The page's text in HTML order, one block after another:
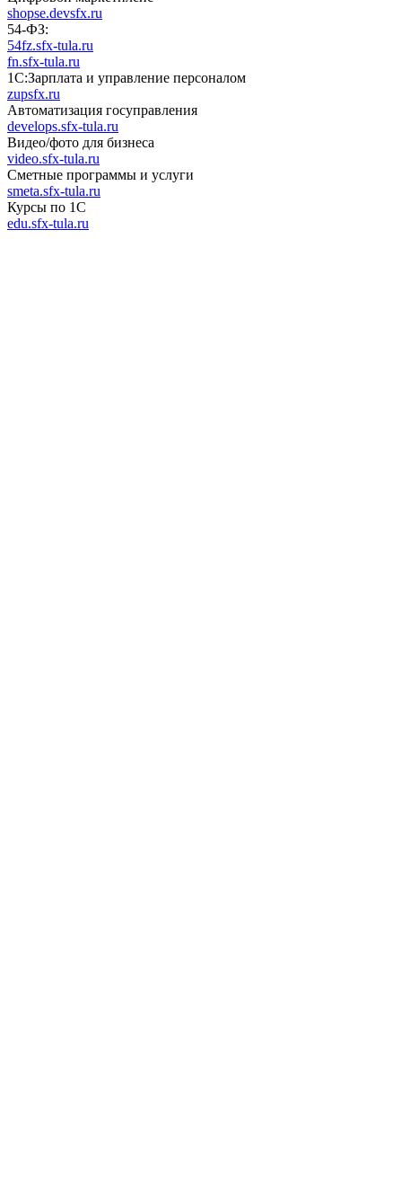
shopse.devsfx.ru
54-ФЗ:
54fz.sfx-tula.ru
fn.sfx-tula.ru
1С:Зарплата и управление персоналом
zupsfx.ru
Автоматизация госуправления
develops.sfx-tula.ru
Видео/фото для бизнеса
video.sfx-tula.ru
Сметные программы и услуги
smeta.sfx-tula.ru
Курсы по 1С
edu.sfx-tula.ru